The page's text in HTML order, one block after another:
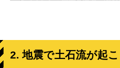
2. 地震で土石流が起